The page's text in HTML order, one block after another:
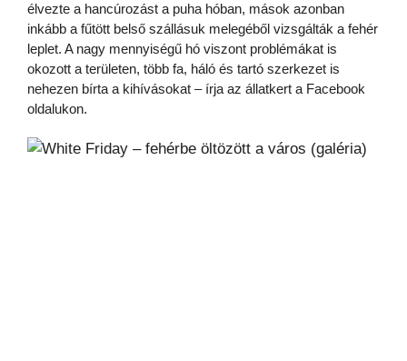
élvezte a hancúrozást a puha hóban, mások azonban
inkább a fűtött belső szállásuk melegéből vizsgálták a fehér
leplet. A nagy mennyiségű hó viszont problémákat is
okozott a területen, több fa, háló és tartó szerkezet is
nehezen bírta a kihívásokat – írja az állatkert a Facebook
oldalukon.